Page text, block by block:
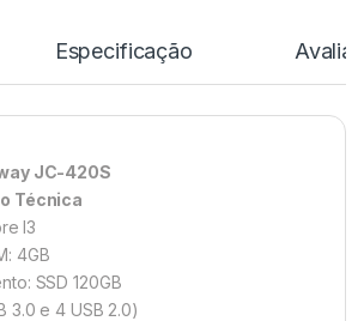
Especificação
JC-420S
Técnica
I3
4GB
SSD 120GB
3.0 e 4 USB 2.0)